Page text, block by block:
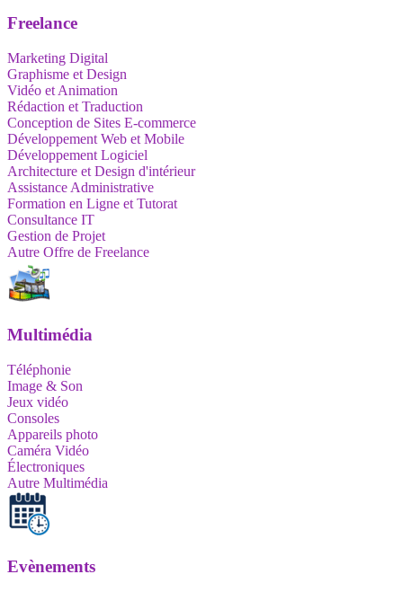
Freelance
Marketing Digital
Graphisme et Design
Vidéo et Animation
Rédaction et Traduction
Conception de Sites E-commerce
Développement Web et Mobile
Développement Logiciel
Architecture et Design d'intérieur
Assistance Administrative
Formation en Ligne et Tutorat
Consultance IT
Gestion de Projet
Autre Offre de Freelance
Multimédia
Téléphonie
Image & Son
Jeux vidéo
Consoles
Appareils photo
Caméra Vidéo
Électroniques
Autre Multimédia
Evènements